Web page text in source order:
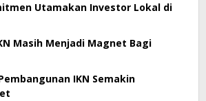
Utamakan Investor Lokal di
Masih Menjadi Magnet Bagi
IKN Semakin